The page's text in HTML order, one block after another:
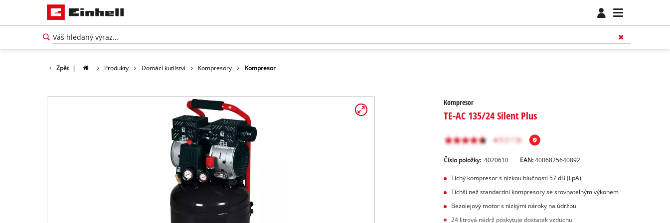
Zpět | Produkty Domácí kutilství Kompresory Kompresor
Kompresor
TE-AC 135/24 Silent Plus
Číslo položky: 4020610 EAN:4006825640892
Tichý kompresor s nízkou hlučností 57 dB (LpA)
Tichší než standardní kompresory se srovnatelným výkonem
Bezolejový motor s nízkými nároky na údržbu
24 litrová nádrž poskytuje dostatek vzduchu